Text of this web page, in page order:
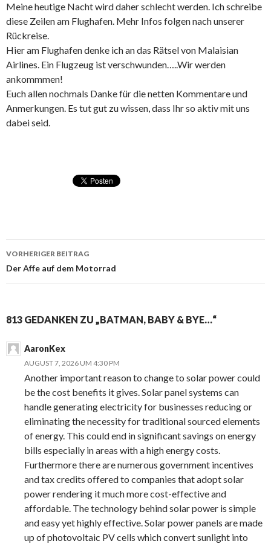
Meine heutige Nacht wird daher schlecht werden. Ich schreibe
diese Zeilen am Flughafen. Mehr Infos folgen nach unserer
Rückreise.
Hier am Flughafen denke ich an das Rätsel von Malaisian
Airlines. Ein Flugzeug ist verschwunden…..Wir werden
ankommmen!
Euch allen nochmals Danke für die netten Kommentare und
Anmerkungen. Es tut gut zu wissen, dass Ihr so aktiv mit uns
dabei seid.
Beitragsnavigation
VORHERIGER BEITRAG
Der Affe auf dem Motorrad
813 GEDANKEN ZU „BATMAN, BABY & BYE…“
AaronKex
AUGUST 7, 2026 UM 4:30 PM
Another important reason to change to solar power could
be the cost benefits it gives. Solar panel systems can
handle generating electricity for businesses reducing or
eliminating the necessity for traditional sourced elements
of energy. This could end in significant savings on energy
bills especially in areas with a high energy costs.
Furthermore there are numerous government incentives
and tax credits offered to companies that adopt solar
power rendering it much more cost-effective and
affordable. The technology behind solar power is simple
and easy yet highly effective. Solar power panels are made
up of photovoltaic PV cells which convert sunlight into